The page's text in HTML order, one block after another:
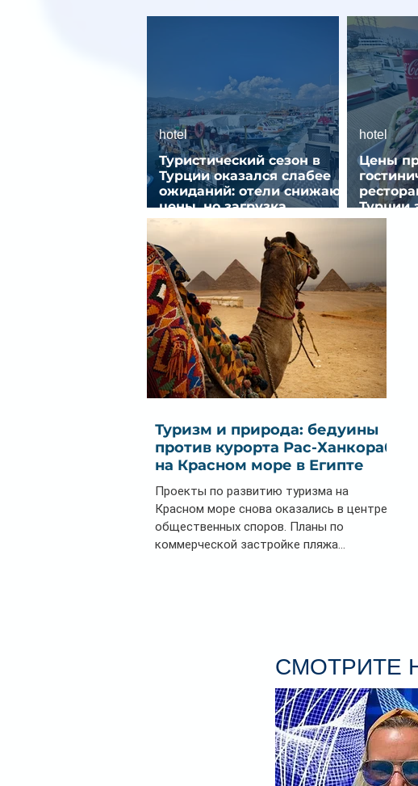
Туристический сезон в
Турции оказался слабее
ожиданий: отели снижают
цены, но загрузка
остается низкой
hotel
Цены
Турции
почти
hotel
Туризм и природа: бедуины
против курорта Рас-Ханкораб
на Красном море в Египте
Проекты по развитию туризма на
Красном море снова оказались в центре
общественных споров. Планы по
коммерческой застройке пляжа...
СМОТРИТЕ